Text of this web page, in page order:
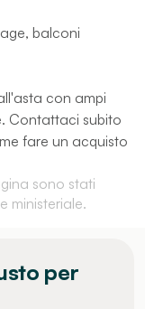
balconi
con ampi
Contattaci subito
fare un acquisto
sono stati
ministeriale.
per